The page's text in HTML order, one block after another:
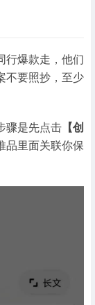
行爆款走，他们
不要照抄，至少
骤是先点击 【创
品里面关联你保